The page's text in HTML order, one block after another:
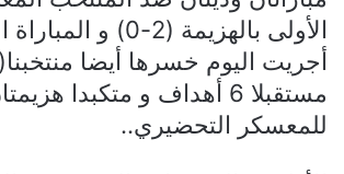
الأولى بالهزيمة (2-0) و
مستقبلا 6 أهداف و متكبدا
للمعسكر التحضيري..